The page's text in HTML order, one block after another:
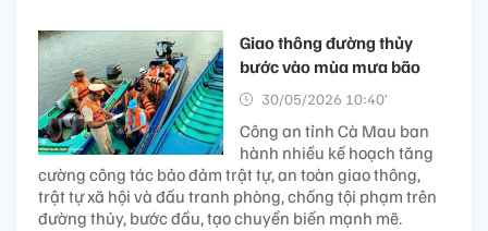
Giao thông đường thủy
bước vào mùa mưa bão
30/05/2026 10:40’
Công an tỉnh Cà Mau ban
hành nhiều kế hoạch tăng
cường công tác bảo đảm trật tự, an toàn giao thông,
trật tự xã hội và đấu tranh phòng, chống tội phạm trên
đường thủy, bước đầu, tạo chuyển biến mạnh mẽ.